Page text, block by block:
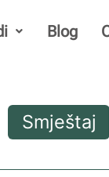
Blog
Smještaj